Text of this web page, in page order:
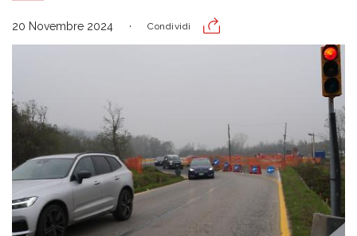
20 Novembre 2024 Condividi